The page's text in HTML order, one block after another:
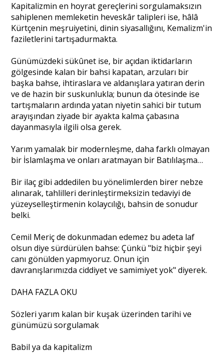
Kapitalizmin en hoyrat gereçlerini sorgulamaksızın
sahiplenen memleketin heveskâr talipleri ise, hâlâ
Kürtçenin meşruiyetini, dinin siyasallığını, Kemalizm'in
faziletlerini tartışadurmakta.
Günümüzdeki sükûnet ise, bir açıdan iktidarların
gölgesinde kalan bir bahsi kapatan, arzuları bir
başka bahse, ihtiraslara ve aldanışlara yatıran derin
ve de hazin bir suskunlukla; bunun da ötesinde ise
tartışmaların ardında yatan niyetin sahici bir tutum
arayışından ziyade bir ayakta kalma çabasına
dayanmasıyla ilgili olsa gerek.
Yarım yamalak bir modernleşme, daha farklı olmayan
bir İslamlaşma ve onları aratmayan bir Batılılaşma…
Bir ilaç gibi addedilen bu yönelimlerden birer nebze
alınarak, tahlilleri derinleştirmeksizin tedaviyi de
yüzeyselleştirmenin kolaycılığı, bahsin de sonudur
belki.
Cemil Meriç de dokunmadan edemez bu adeta laf
olsun diye sürdürülen bahse: Çünkü "biz hiçbir şeyi
canı gönülden yapmıyoruz. Onun için
davranışlarımızda ciddiyet ve samimiyet yok" diyerek.
DAHA FAZLA OKU
Sözleri yarım kalan bir kuşak üzerinden tarihi ve
günümüzü sorgulamak
Babil ya da kapitalizm